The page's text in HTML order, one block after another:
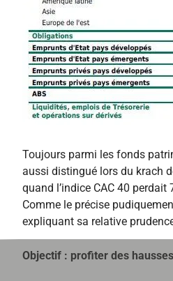
Toujours parmi les fonds
aussi distingué lors du krach
quand l’indice CAC 40
Comme le précise
expliquant sa relative
Objectif : profiter des